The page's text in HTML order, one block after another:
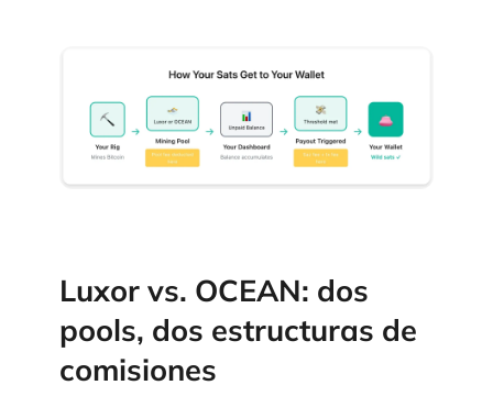
Luxor vs. OCEAN: dos
pools, dos estructuras de
comisiones